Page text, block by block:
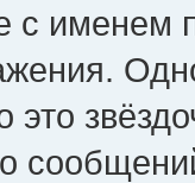
с именем
это